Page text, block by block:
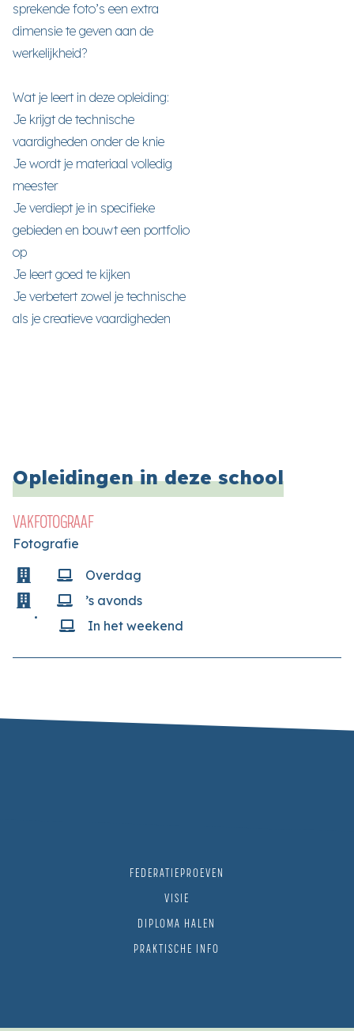
sprekende foto’s een extra
dimensie te geven aan de
werkelijkheid?
Wat je leert in deze opleiding:
Je krijgt de technische
vaardigheden onder de knie
Je wordt je materiaal volledig
meester
Je verdiept je in specifieke
gebieden en bouwt een portfolio
op
Je leert goed te kijken
Je verbetert zowel je technische
als je creatieve vaardigheden
Opleidingen in deze school
VAKFOTOGRAAF
Fotografie
Overdag
’s avonds
In het weekend
FEDERATIEPROEVEN
VISIE
DIPLOMA HALEN
PRAKTISCHE INFO